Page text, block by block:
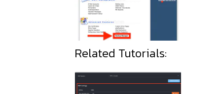
Related Tutorials: